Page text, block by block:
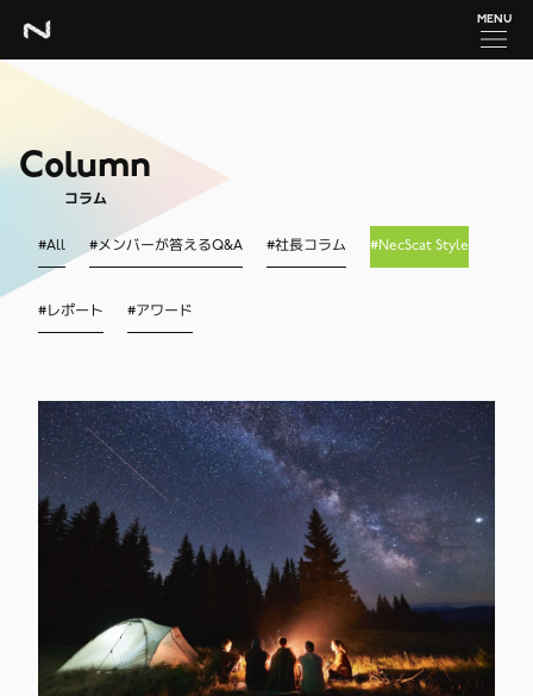
MENU
Column
コラム
#All #メンバーが答えるQ&A #社長コラム #NecScat Style
#レポート #アワード